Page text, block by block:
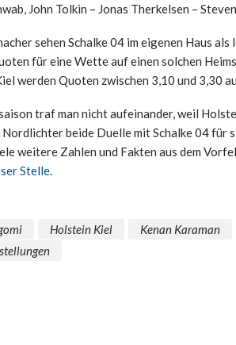
John Tolkin – Jonas Therkelsen –
sehen Schalke 04 im eigenen Haus
für eine Wette auf einen solchen
werden Quoten zwischen 3,10 und 3,30
traf man nicht aufeinander, weil
beide Duelle mit Schalke 04 für
weitere Zahlen und Fakten aus dem
Stelle.
Holstein Kiel Kenan Karaman